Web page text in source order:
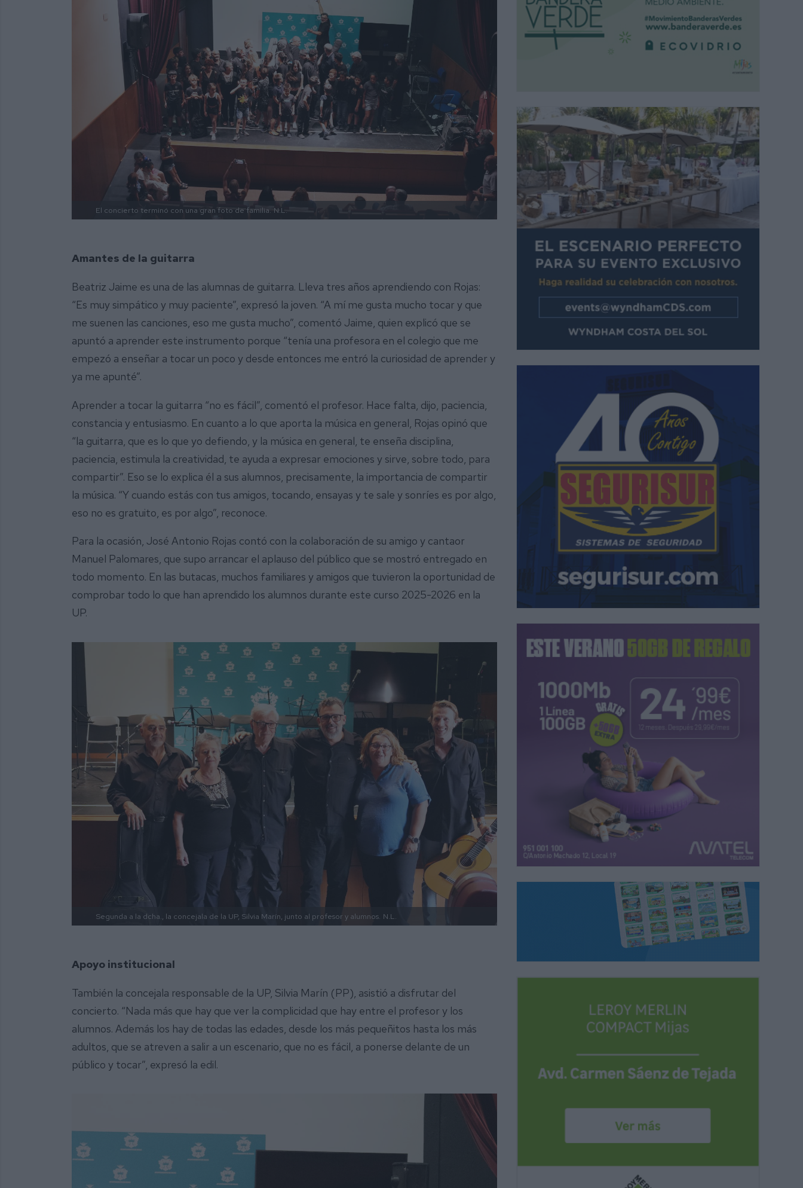
El concierto terminó con una gran foto de familia. N.L.
Amantes de la guitarra
Beatriz Jaime es una de las alumnas de guitarra. Lleva tres años aprendiendo con Rojas:
“Es muy simpático y muy paciente”, expresó la joven. “A mí me gusta mucho tocar y que
me suenen las canciones, eso me gusta mucho”, comentó Jaime, quien explicó que se
apuntó a aprender este instrumento porque “tenía una profesora en el colegio que me
empezó a enseñar a tocar un poco y desde entonces me entró la curiosidad de aprender y
ya me apunté”.
Aprender a tocar la guitarra “no es fácil”, comentó el profesor. Hace falta, dijo, paciencia,
constancia y entusiasmo. En cuanto a lo que aporta la música en general, Rojas opinó que
“la guitarra, que es lo que yo defiendo, y la música en general, te enseña disciplina,
paciencia, estimula la creatividad, te ayuda a expresar emociones y sirve, sobre todo, para
compartir”. Eso se lo explica él a sus alumnos, precisamente, la importancia de compartir
la música. “Y cuando estás con tus amigos, tocando, ensayas y te sale y sonríes es por algo,
eso no es gratuito, es por algo”, reconoce.
Para la ocasión, José Antonio Rojas contó con la colaboración de su amigo y cantaor
Manuel Palomares, que supo arrancar el aplauso del público que se mostró entregado en
todo momento. En las butacas, muchos familiares y amigos que tuvieron la oportunidad de
comprobar todo lo que han aprendido los alumnos durante este curso 2025-2026 en la
UP.
Segunda a la dcha., la concejala de la UP, Silvia Marín, junto al profesor y alumnos. N.L.
Apoyo institucional
También la concejala responsable de la UP, Silvia Marín (PP), asistió a disfrutar del
concierto. “Nada más que hay que ver la complicidad que hay entre el profesor y los
alumnos. Además los hay de todas las edades, desde los más pequeñitos hasta los más
adultos, que se atreven a salir a un escenario, que no es fácil, a ponerse delante de un
público y tocar”, expresó la edil.